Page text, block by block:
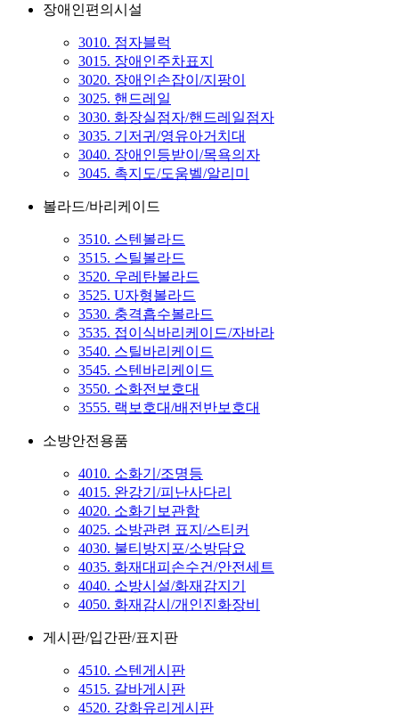
장애인편의시설
3010. 점자블럭
3015. 장애인주차표지
3020. 장애인손잡이/지팡이
3025. 핸드레일
3030. 화장실점자/핸드레일점자
3035. 기저귀/영유아거치대
3040. 장애인등받이/목욕의자
3045. 촉지도/도움벨/알리미
볼라드/바리케이드
3510. 스텐볼라드
3515. 스틸볼라드
3520. 우레탄볼라드
3525. U자형볼라드
3530. 충격흡수볼라드
3535. 접이식바리케이드/자바라
3540. 스틸바리케이드
3545. 스텐바리케이드
3550. 소화전보호대
3555. 랙보호대/배전반보호대
소방안전용품
4010. 소화기/조명등
4015. 완강기/피난사다리
4020. 소화기보관함
4025. 소방관련 표지/스티커
4030. 불티방지포/소방담요
4035. 화재대피손수건/안전세트
4040. 소방시설/화재감지기
4050. 화재감시/개인진화장비
게시판/입간판/표지판
4510. 스텐게시판
4515. 갈바게시판
4520. 강화유리게시판